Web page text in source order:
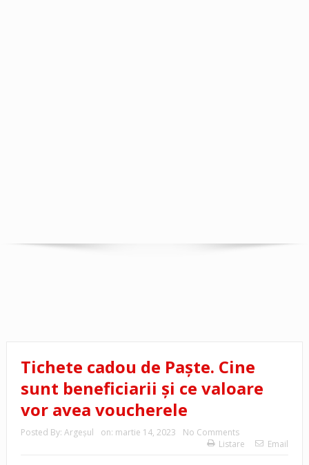
Tichete cadou de Paște. Cine
sunt beneficiarii și ce valoare
vor avea voucherele
Posted By: Argeşul on: martie 14, 2023
No Comments
Listare
Email